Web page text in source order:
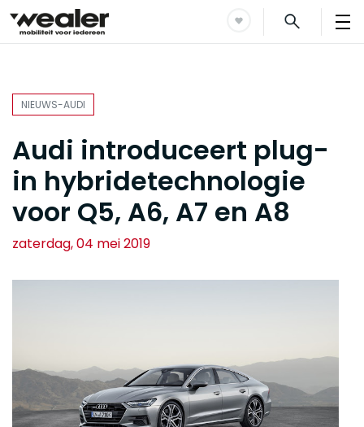
NIEUWS-AUDI
Audi introduceert plug-
in hybridetechnologie
voor Q5, A6, A7 en A8
zaterdag, 04 mei 2019